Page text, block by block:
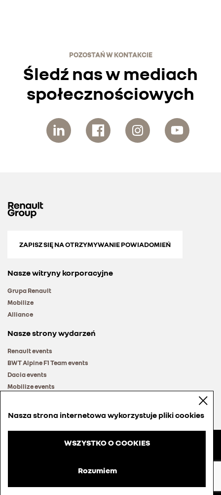
POZOSTAŃ W KONTAKCIE
Śledź nas w mediach
społecznościowych
ZAPISZ SIĘ NA OTRZYMYWANIE POWIADOMIEŃ
Nasze witryny korporacyjne
Grupa Renault
Mobilize
Alliance
Nasze strony wydarzeń
Renault events
BWT Alpine F1 Team events
Dacia events
Mobilize events
© Groupe Renault 2026
Nasza strona internetowa wykorzystuje pliki cookies
WSZYSTKO O COOKIES
Rozumiem